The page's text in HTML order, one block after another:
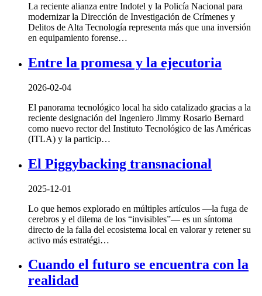
La reciente alianza entre Indotel y la Policía Nacional para
modernizar la Dirección de Investigación de Crímenes y
Delitos de Alta Tecnología representa más que una inversión
en equipamiento forense…
Entre la promesa y la ejecutoria
2026-02-04
El panorama tecnológico local ha sido catalizado gracias a la
reciente designación del Ingeniero Jimmy Rosario Bernard
como nuevo rector del Instituto Tecnológico de las Américas
(ITLA) y la particip…
El Piggybacking transnacional
2025-12-01
Lo que hemos explorado en múltiples artículos —la fuga de
cerebros y el dilema de los “invisibles”— es un síntoma
directo de la falla del ecosistema local en valorar y retener su
activo más estratégi…
Cuando el futuro se encuentra con la
realidad